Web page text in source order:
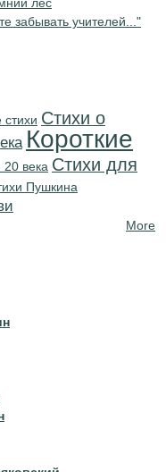
забывать учителей..."
стихи Стихи о
Короткие
20 века Стихи для
Пушкина
More